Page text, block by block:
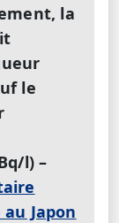
la
le
l) –
Japon